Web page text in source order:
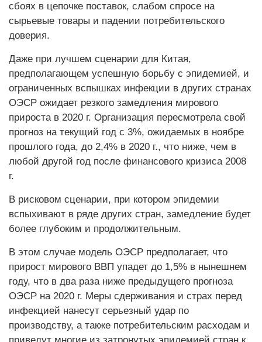
сбоях в цепочке поставок, слабом спросе на
сырьевые товары и падении потребительского
доверия.
Даже при лучшем сценарии для Китая,
предполагающем успешную борьбу с эпидемией, и
ограниченных вспышках инфекции в других странах
ОЭСР ожидает резкого замедления мирового
прироста в 2020 г. Организация пересмотрела свой
прогноз на текущий год с 3%, ожидаемых в ноябре
прошлого года, до 2,4% в 2020 г., что ниже, чем в
любой другой год после финансового кризиса 2008
г.
В рисковом сценарии, при котором эпидемии
вспыхивают в ряде других стран, замедление будет
более глубоким и продолжительным.
В этом случае модель ОЭСР предполагает, что
прирост мирового ВВП упадет до 1,5% в нынешнем
году, что в два раза ниже предыдущего прогноза
ОЭСР на 2020 г. Меры сдерживания и страх перед
инфекцией нанесут серьезный удар по
производству, а также потребительским расходам и